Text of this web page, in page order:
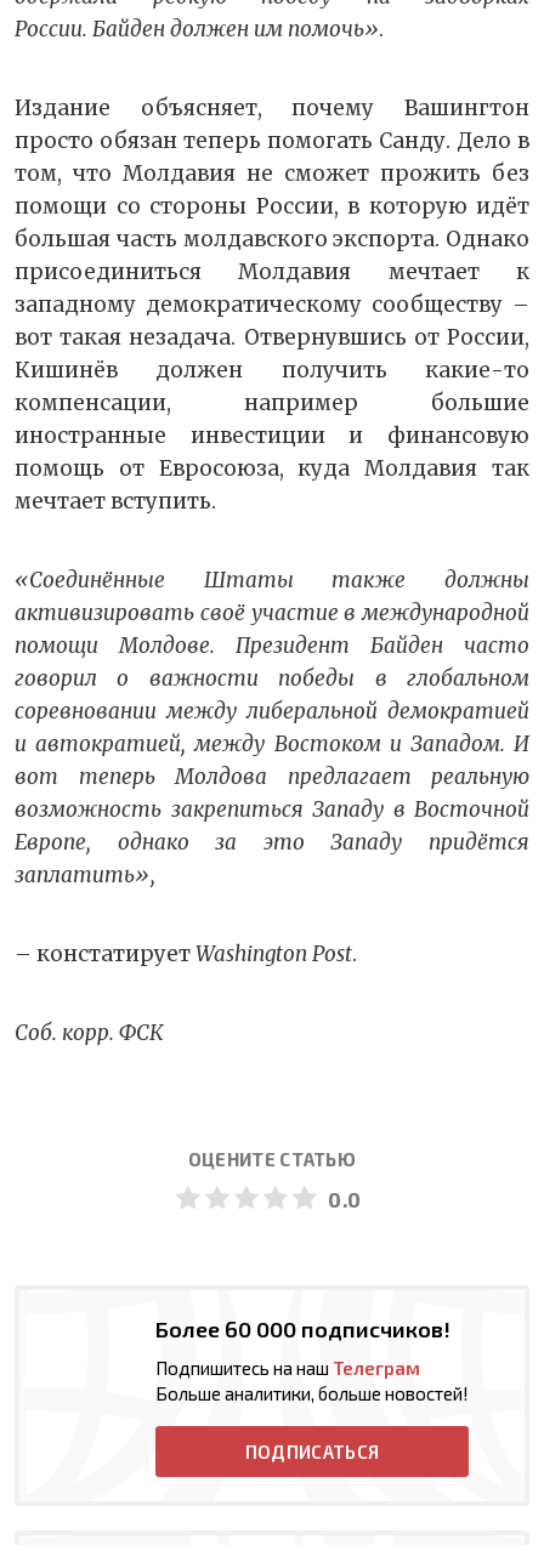
России. Байден должен им помочь».
Издание объясняет, почему Вашингтон
просто обязан теперь помогать Санду. Дело в
том, что Молдавия не сможет прожить без
помощи со стороны России, в которую идёт
большая часть молдавского экспорта. Однако
присоединиться Молдавия мечтает к
западному демократическому сообществу –
вот такая незадача. Отвернувшись от России,
Кишинёв должен получить какие-то
компенсации, например большие
иностранные инвестиции и финансовую
помощь от Евросоюза, куда Молдавия так
мечтает вступить.
«Соединённые Штаты также должны
активизировать своё участие в международной
помощи Молдове. Президент Байден часто
говорил о важности победы в глобальном
соревновании между либеральной демократией
и автократией, между Востоком и Западом. И
вот теперь Молдова предлагает реальную
возможность закрепиться Западу в Восточной
Европе, однако за это Западу придётся
заплатить»,
– констатируетWashington Post.
Соб. корр. ФСК
ОЦЕНИТЕ СТАТЬЮ
0.0
Более 60 000 подписчиков!
Подпишитесь на наш Телеграм
Больше аналитики, больше новостей!
ПОДПИСАТЬСЯ